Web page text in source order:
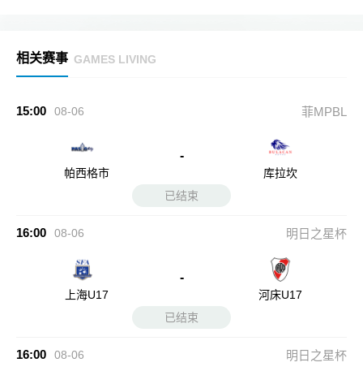
相关赛事 GAMES LIVING
15:00 08-06 菲MPBL
帕西格市
-
库拉坎
已结束
16:00 08-06 明日之星杯
上海U17
-
河床U17
已结束
16:00 08-06 明日之星杯